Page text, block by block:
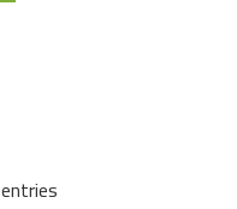
entries